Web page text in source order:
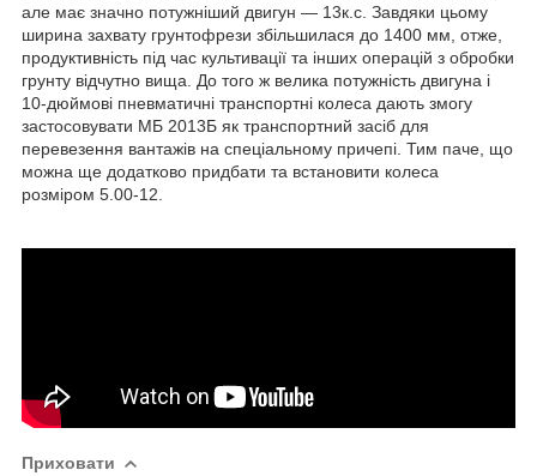
але має значно потужніший двигун — 13к.с. Завдяки цьому
ширина захвату грунтофрези збільшилася до 1400 мм, отже,
продуктивність під час культивації та інших операцій з обробки
грунту відчутно вища. До того ж велика потужність двигуна і
10-дюймові пневматичні транспортні колеса дають змогу
застосовувати МБ 2013Б як транспортний засіб для
перевезення вантажів на спеціальному причепі. Тим паче, що
можна ще додатково придбати та встановити колеса
розміром 5.00-12.
Приховати